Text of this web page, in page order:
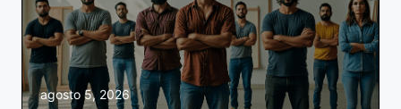
agosto 5, 2026